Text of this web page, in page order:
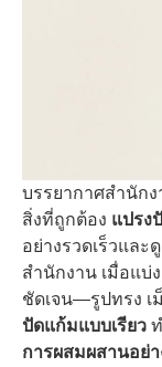
บรรยากาศสำนักง
สิ่งที่ถูกต้อง แปรง
อย่างรวดเร็วแล
สำนักงาน เมื่อแบ่
ชัดเจน—รูปทรง
ปัดแก้มแบบเรียว
การผสมผสานอย่